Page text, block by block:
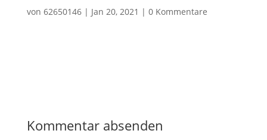
von 62650146| Jan 20, 2021 | 0 Kommentare
Kommentar absenden